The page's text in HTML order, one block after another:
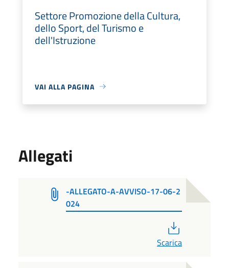
Settore Promozione della Cultura,
dello Sport, del Turismo e
dell'Istruzione
VAI ALLA PAGINA
Allegati
-ALLEGATO-A-AVVISO-17-06-2
024
Scarica